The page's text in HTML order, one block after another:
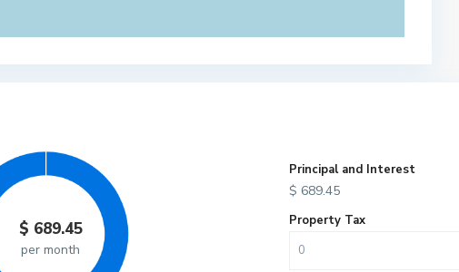
$ 689.45
per month
Principal and Interest
$ 689.45
Property Tax